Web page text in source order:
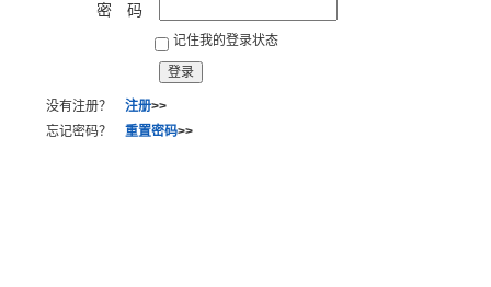
密 码
记住我的登录状态
没有注册？ 注册>>
忘记密码？ 重置密码>>